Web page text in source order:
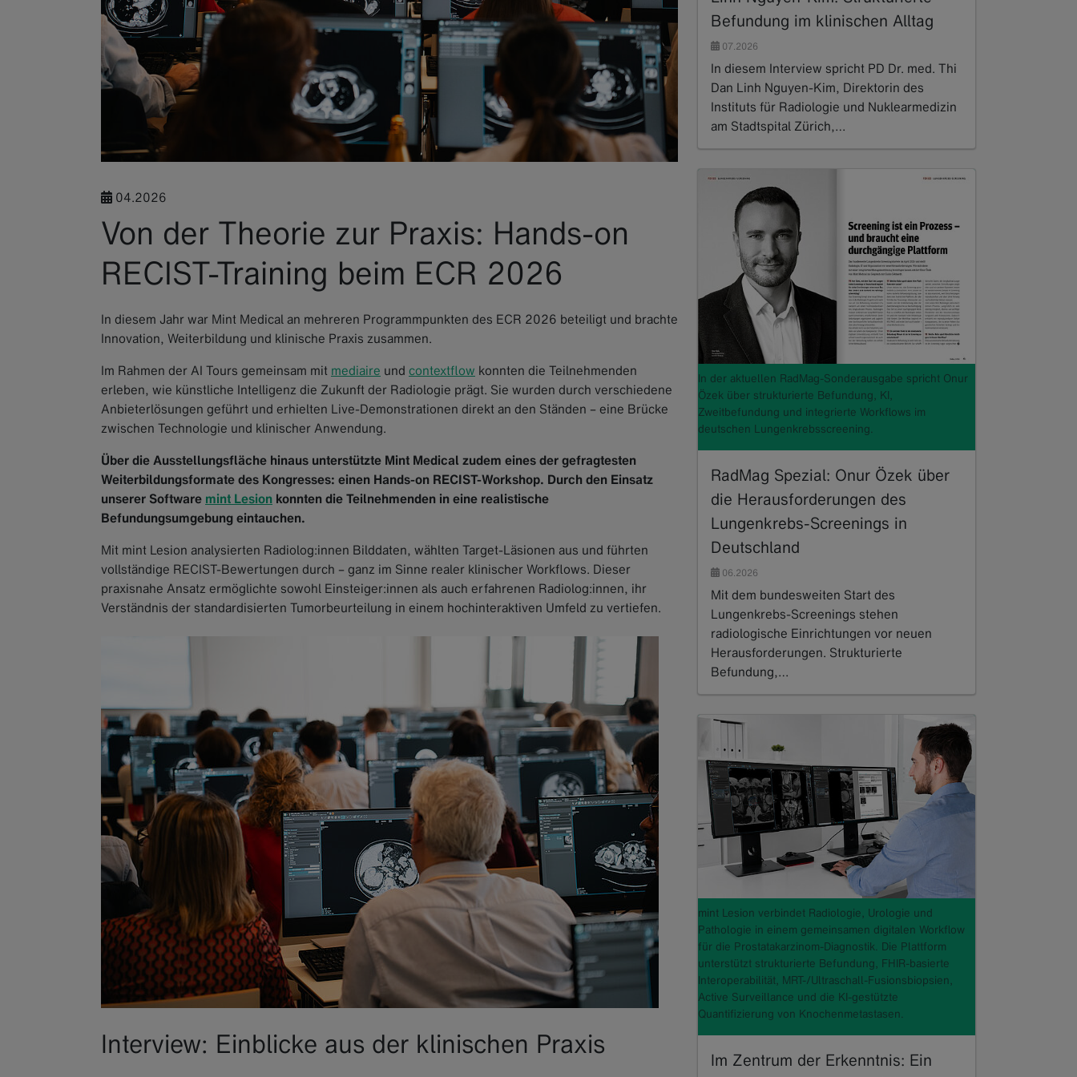
04.2026
Von der Theorie zur Praxis: Hands-on
RECIST-Training beim ECR 2026
In diesem Jahr war Mint Medical an mehreren Programmpunkten des ECR 2026 beteiligt und brachte
Innovation, Weiterbildung und klinische Praxis zusammen.
Im Rahmen der AI Tours gemeinsam mit mediaire und contextflow konnten die Teilnehmenden
erleben, wie künstliche Intelligenz die Zukunft der Radiologie prägt. Sie wurden durch verschiedene
Anbieterlösungen geführt und erhielten Live-Demonstrationen direkt an den Ständen – eine Brücke
zwischen Technologie und klinischer Anwendung.
Über die Ausstellungsfläche hinaus unterstützte Mint Medical zudem eines der gefragtesten
Weiterbildungsformate des Kongresses: einen Hands-on RECIST-Workshop. Durch den Einsatz
unserer Software mint Lesion konnten die Teilnehmenden in eine realistische
Befundungsumgebung eintauchen.
Mit mint Lesion analysierten Radiolog:innen Bilddaten, wählten Target-Läsionen aus und führten
vollständige RECIST-Bewertungen durch – ganz im Sinne realer klinischer Workflows. Dieser
praxisnahe Ansatz ermöglichte sowohl Einsteiger:innen als auch erfahrenen Radiolog:innen, ihr
Verständnis der standardisierten Tumorbeurteilung in einem hochinteraktiven Umfeld zu vertiefen.
Interview: Einblicke aus der klinischen Praxis
Befundung im klinischen Alltag
07.2026
In diesem Interview spricht PD Dr. med. Thi
Dan Linh Nguyen-Kim, Direktorin des
Instituts für Radiologie und Nuklearmedizin
am Stadtspital Zürich,…
In der aktuellen RadMag-Sonderausgabe spricht Onur
Özek über strukturierte Befundung, KI,
Zweitbefundung und integrierte Workflows im
deutschen Lungenkrebsscreening.
RadMag Spezial: Onur Özek über
die Herausforderungen des
Lungenkrebs-Screenings in
Deutschland
06.2026
Mit dem bundesweiten Start des
Lungenkrebs-Screenings stehen
radiologische Einrichtungen vor neuen
Herausforderungen. Strukturierte
Befundung,…
mint Lesion verbindet Radiologie, Urologie und
Pathologie in einem gemeinsamen digitalen Workflow
für die Prostatakarzinom-Diagnostik. Die Plattform
unterstützt strukturierte Befundung, FHIR-basierte
Interoperabilität, MRT-/Ultraschall-Fusionsbiopsien,
Active Surveillance und die KI-gestützte
Quantifizierung von Knochenmetastasen.
Im Zentrum der Erkenntnis: Ein